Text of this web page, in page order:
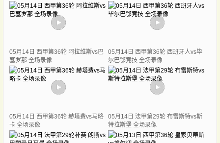
05月14日 西甲第36轮 阿拉维斯vs巴
塞罗那 全场录像
05月14日 西甲第36轮 西班牙人vs毕
尔巴鄂竞技 全场录像
05月14日 西甲第36轮 赫塔费vs马略
卡 全场录像
05月14日 法甲第29轮 布雷斯特vs斯
特拉斯堡 全场录像